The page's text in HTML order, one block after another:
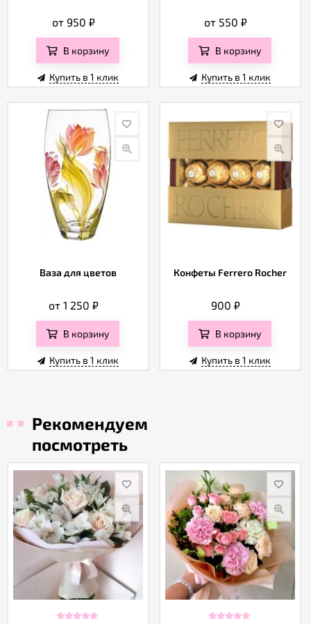
от 950₽
В корзину
Купить в 1 клик
от 550₽
В корзину
Купить в 1 клик
Ваза для цветов
от 1 250₽
В корзину
Купить в 1 клик
Конфеты Ferrero Rocher
900₽
В корзину
Купить в 1 клик
Рекомендуем
посмотреть